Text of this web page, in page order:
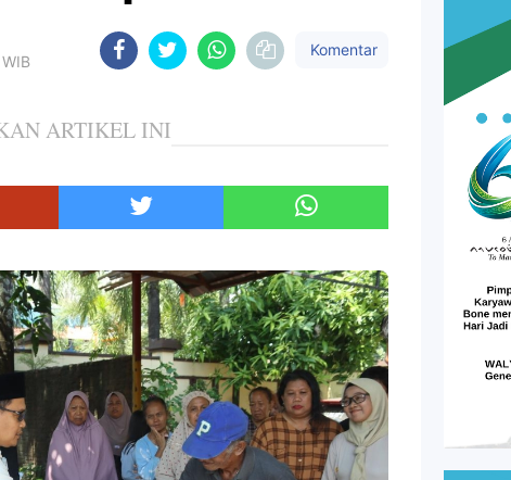
Komentar
ARTIKEL INI